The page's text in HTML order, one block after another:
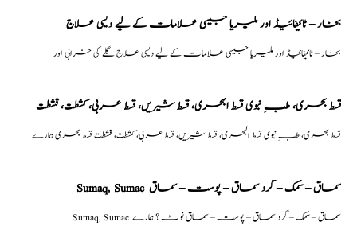
بخار – ٹائیفائیڈ اور ملیریا جیسی علامات کے لیے دیسی علاج
بخار – ٹائیفائیڈ اور ملیریا جیسی علامات کے لیے دیسی علاج گلے کی خرابی اور
قسط بحری، طبِ نبوی قسط البحری، قسط شیریں، قسط عربی، كشطت، قشطت
قسط بحری، طبِ نبوی قسط البحری، قسط شیریں، قسط عربی، كشطت، قشطت قسط بحری ہمارے
Sumaq, Sumac سماق – سُمک – گرد سماق – پوست – سماق
Sumaq, Sumac سماق – سُمک – گرد سماق – پوست – سماق نوٹ ؟ ہمارے